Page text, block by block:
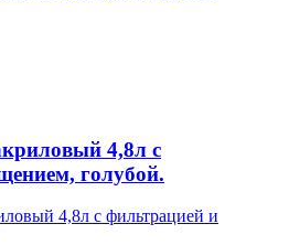
4,8л с
голубой.